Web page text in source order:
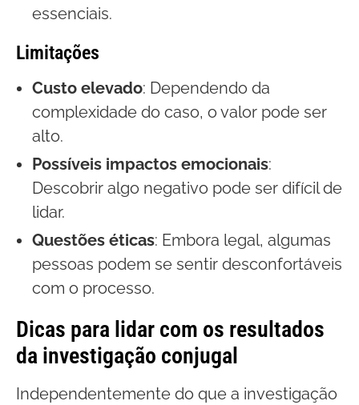
essenciais.
Limitações
Custo elevado: Dependendo da
complexidade do caso, o valor pode ser
alto.
Possíveis impactos emocionais:
Descobrir algo negativo pode ser difícil de
lidar.
Questões éticas: Embora legal, algumas
pessoas podem se sentir desconfortáveis
com o processo.
Dicas para lidar com os resultados
da investigação conjugal
Independentemente do que a investigação